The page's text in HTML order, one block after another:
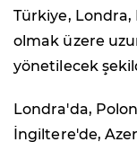
Türkiye, Londra,
olmak üzere
yönetilecek
Londra'da,
İngiltere'de,